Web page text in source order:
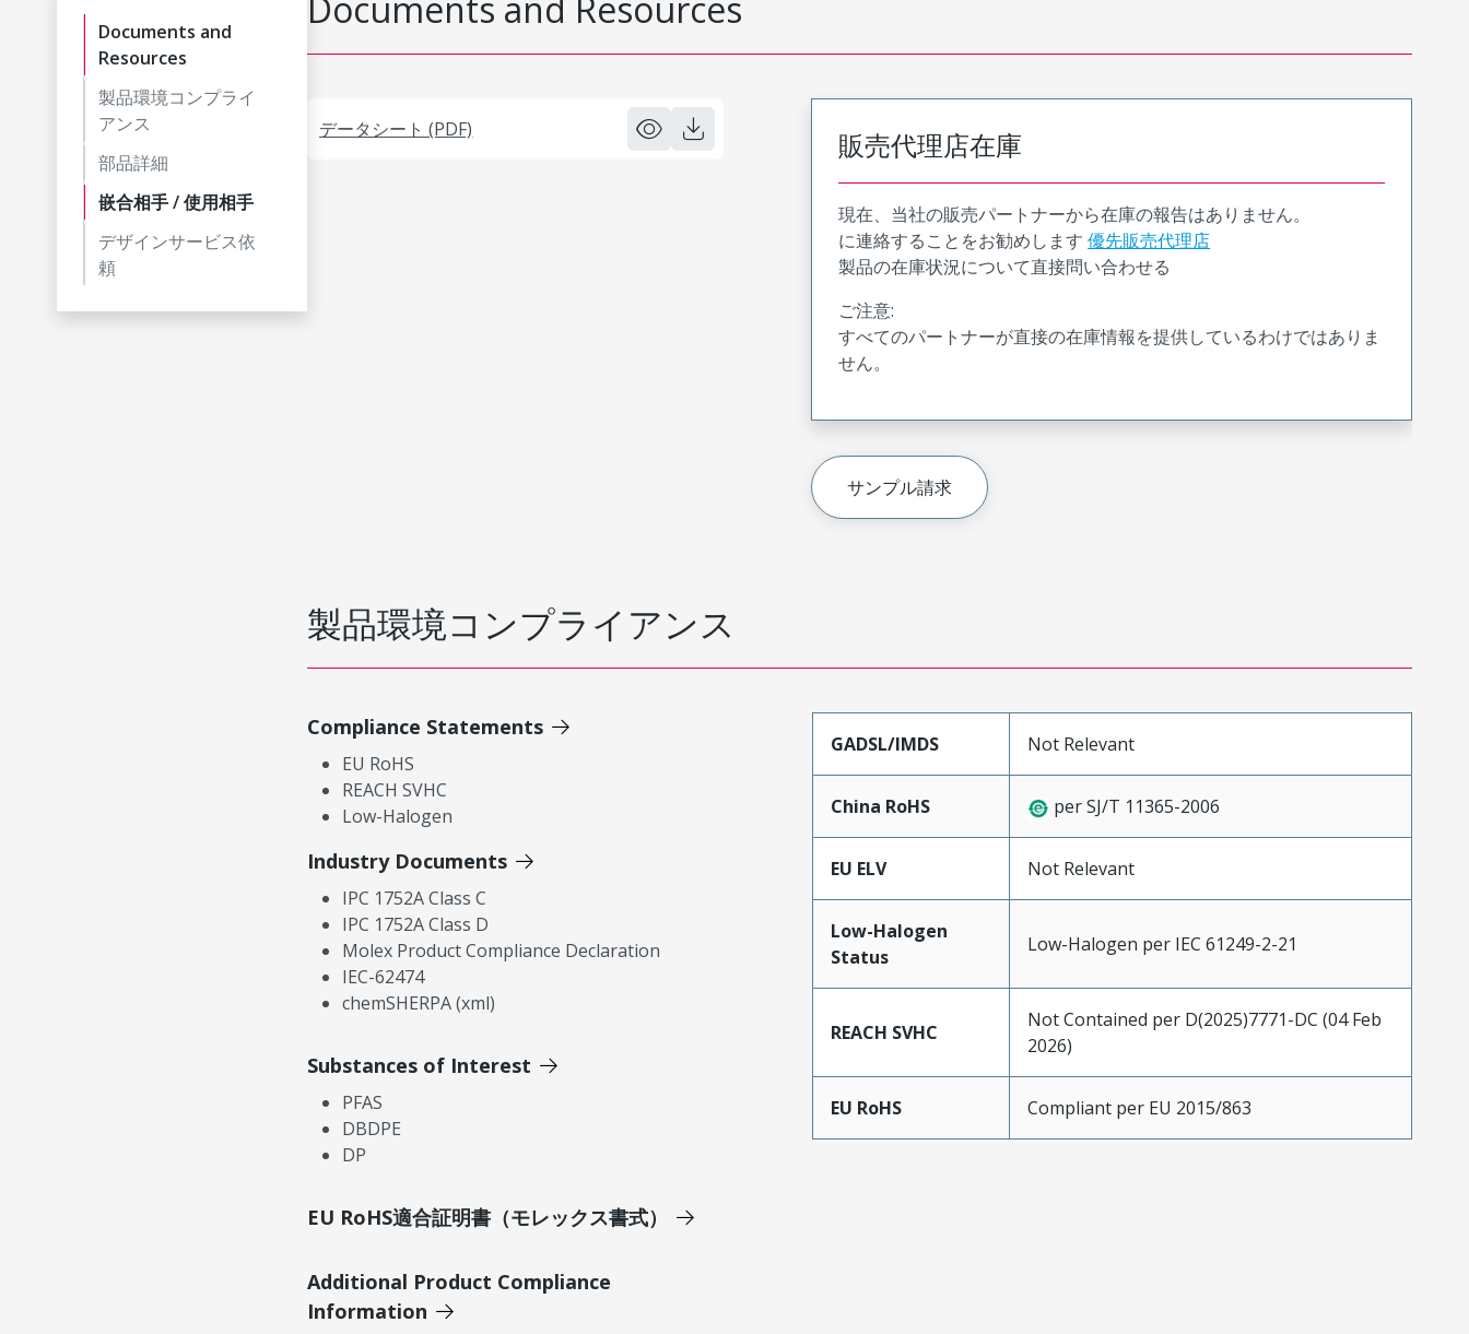
Documents and
Resources
製品環境コンプライ
アンス
部品詳細
嵌合相手 / 使用相手
デザインサービス依
頼
Documents and Resources
データシート (PDF) 販売代理店在庫
現在、当社の販売パートナーから在庫の報告はありません。
に連絡することをお勧めします 優先販売代理店
製品の在庫状況について直接問い合わせる
ご注意:
すべてのパートナーが直接の在庫情報を提供しているわけではありま
せん。
サンプル請求
製品環境コンプライアンス
Compliance Statements
EU RoHS
REACH SVHC
Low-Halogen
Industry Documents
IPC 1752A Class C
IPC 1752A Class D
Molex Product Compliance Declaration
IEC-62474
chemSHERPA (xml)
Substances of Interest
PFAS
DBDPE
DP
EU RoHS適合証明書（モレックス書式）
Additional Product Compliance
Information
GADSL/IMDS Not Relevant
China RoHS per SJ/T 11365-2006
EU ELV Not Relevant
Low-Halogen
Status
Low-Halogen per IEC 61249-2-21
REACH SVHC
Not Contained per D(2025)7771-DC (04 Feb
2026)
EU RoHS Compliant per EU 2015/863